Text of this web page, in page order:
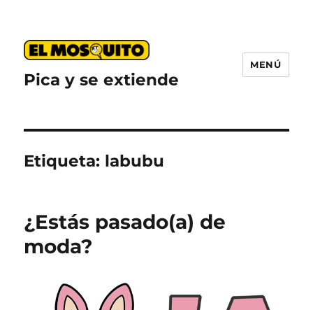
Pica y se extiende
MENÚ
Etiqueta: labubu
¿Estás pasado(a) de
moda?